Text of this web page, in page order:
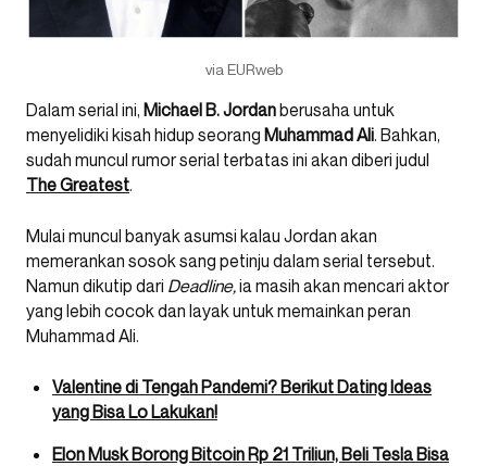
via EURweb
Dalam serial ini, Michael B. Jordanberusaha untuk
menyelidiki kisah hidup seorang Muhammad Ali. Bahkan,
sudah muncul rumor serial terbatas ini akan diberi judul
The Greatest.
Mulai muncul banyak asumsi kalau Jordan akan
memerankan sosok sang petinju dalam serial tersebut.
Namun dikutip dari Deadline,ia masih akan mencari aktor
yang lebih cocok dan layak untuk memainkan peran
Muhammad Ali.
Valentine di Tengah Pandemi? Berikut Dating Ideas
yang Bisa Lo Lakukan!
Elon Musk Borong Bitcoin Rp 21 Triliun, Beli Tesla Bisa